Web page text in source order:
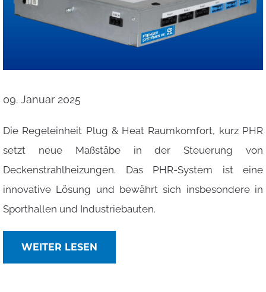
09. Januar 2025
Die Regeleinheit Plug & Heat Raumkomfort, kurz PHR
setzt neue Maßstäbe in der Steuerung von
Deckenstrahlheizungen. Das PHR-System ist eine
innovative Lösung und bewährt sich insbesondere in
Sporthallen und Industriebauten.
WEITER LESEN